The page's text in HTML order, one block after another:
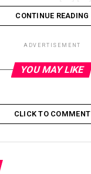
CONTINUE READING
ADVERTISEMENT
YOU MAY LIKE
CLICK TO COMMENT